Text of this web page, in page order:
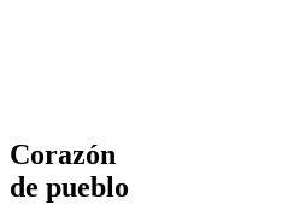
Corazón
de pueblo